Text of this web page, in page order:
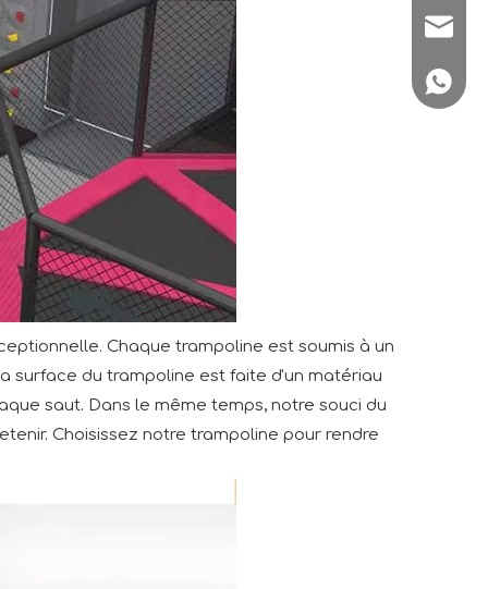
Chaque trampoline est soumis à un
surface du trampoline est faite d'un matériau
saut. Dans le même temps, notre souci du
Choisissez notre trampoline pour rendre